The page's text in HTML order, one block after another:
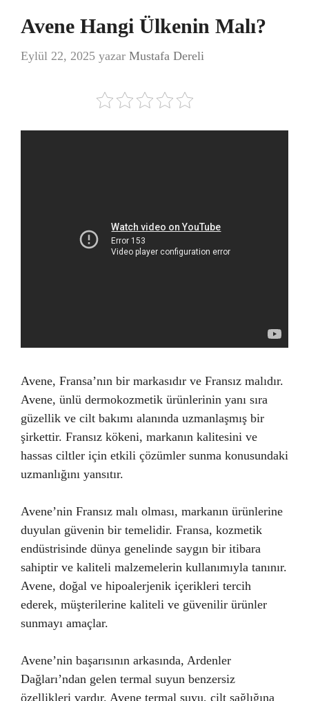
Avene Hangi Ülkenin Malı?
Eylül 22, 2025 yazar Mustafa Dereli
Avene, Fransa’nın bir markasıdır ve Fransız malıdır.
Avene, ünlü dermokozmetik ürünlerinin yanı sıra
güzellik ve cilt bakımı alanında uzmanlaşmış bir
şirkettir. Fransız kökeni, markanın kalitesini ve
hassas ciltler için etkili çözümler sunma konusundaki
uzmanlığını yansıtır.
Avene’nin Fransız malı olması, markanın ürünlerine
duyulan güvenin bir temelidir. Fransa, kozmetik
endüstrisinde dünya genelinde saygın bir itibara
sahiptir ve kaliteli malzemelerin kullanımıyla tanınır.
Avene, doğal ve hipoalerjenik içerikleri tercih
ederek, müşterilerine kaliteli ve güvenilir ürünler
sunmayı amaçlar.
Avene’nin başarısının arkasında, Ardenler
Dağları’ndan gelen termal suyun benzersiz
özellikleri vardır. Avene termal suyu, cilt sağlığına